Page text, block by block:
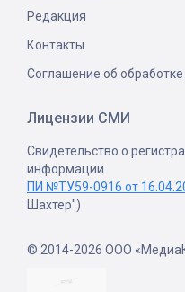
Редакция
Контакты
Соглашение об
Лицензии СМИ
Свидетельство о
информации
ПИ №ТУ59-0916 от
Шахтер")
© 2014-2026 ООО